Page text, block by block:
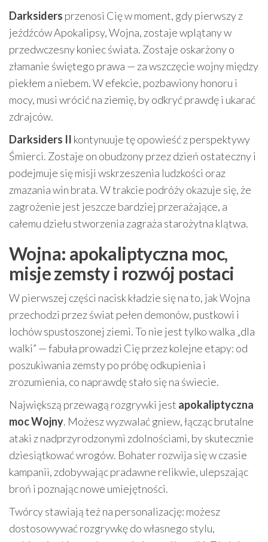
Darksiders przenosi Cię w moment, gdy pierwszy z
jeźdźców Apokalipsy, Wojna, zostaje wplątany w
przedwczesny koniec świata. Zostaje oskarżony o
złamanie świętego prawa — za wszczęcie wojny między
piekłem a niebem. W efekcie, pozbawiony honoru i
mocy, musi wrócić na ziemię, by odkryć prawdę i ukarać
zdrajców.
Darksiders II kontynuuje tę opowieść z perspektywy
Śmierci. Zostaje on obudzony przez dzień ostateczny i
podejmuje się misji wskrzeszenia ludzkości oraz
zmazania win brata. W trakcie podróży okazuje się, że
zagrożenie jest jeszcze bardziej przerażające, a
całemu dziełu stworzenia zagraża starożytna klątwa.
Wojna: apokaliptyczna moc,
misje zemsty i rozwój postaci
W pierwszej części nacisk kładzie się na to, jak Wojna
przechodzi przez świat pełen demonów, pustkowi i
lochów spustoszonej ziemi. To nie jest tylko walka „dla
walki” — fabuła prowadzi Cię przez kolejne etapy: od
poszukiwania zemsty po próbę odkupienia i
zrozumienia, co naprawdę stało się na świecie.
Największą przewagą rozgrywki jest apokaliptyczna
moc Wojny. Możesz wyzwalać gniew, łącząc brutalne
ataki z nadprzyrodzonymi zdolnościami, by skutecznie
dziesiątkować wrogów. Bohater rozwija się w czasie
kampanii, zdobywając pradawne relikwie, ulepszając
broń i poznając nowe umiejętności.
Twórcy stawiają też na personalizację: możesz
dostosowywać rozgrywkę do własnego stylu,